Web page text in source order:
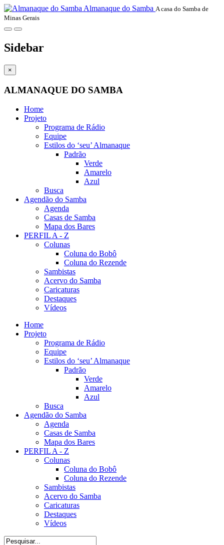
Almanaque do Samba A casa do Samba de
Minas Gerais
Sidebar
×
ALMANAQUE DO SAMBA
Home
Projeto
Programa de Rádio
Equipe
Estilos do ‘seu’ Almanaque
Padrão
Verde
Amarelo
Azul
Busca
Agendão do Samba
Agenda
Casas de Samba
Mapa dos Bares
PERFIL A - Z
Colunas
Coluna do Bobô
Coluna do Rezende
Sambistas
Acervo do Samba
Caricaturas
Destaques
Vídeos
Home
Projeto
Programa de Rádio
Equipe
Estilos do ‘seu’ Almanaque
Padrão
Verde
Amarelo
Azul
Busca
Agendão do Samba
Agenda
Casas de Samba
Mapa dos Bares
PERFIL A - Z
Colunas
Coluna do Bobô
Coluna do Rezende
Sambistas
Acervo do Samba
Caricaturas
Destaques
Vídeos